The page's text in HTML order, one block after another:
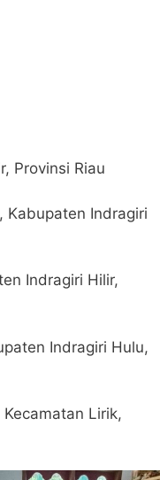
Provinsi Riau
Kabupaten Indragiri
Indragiri Hilir,
Indragiri Hulu,
Lirik,